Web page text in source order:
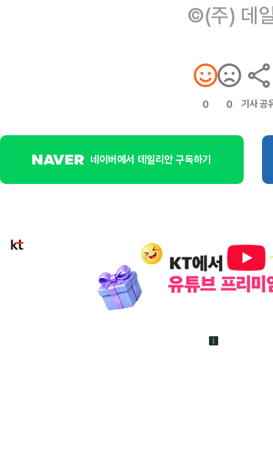
©(주) 데
0 0 기사 공
네이버에서 데일리안 구독하기